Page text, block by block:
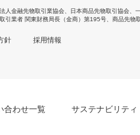
人金融先物取引業協会 日本商品先物取引協会
引業者 関東財務局長（金商）第195号、商品先物
針 採用情報
合わせ一覧 サステナビリティ